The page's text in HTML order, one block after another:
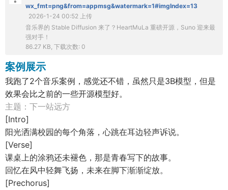
wx_fmt=png&from=appmsg&watermark=1#imgIndex=13
2026-1-24 00:52 上传
音乐界的 Stable Diffusion 来了？HeartMuLa 重磅开源，Suno 迎来最
强对手！
86.27 KB, 下载次数: 0
案例展示
我跑了2个音乐案例，感觉还不错，虽然只是3B模型，但是
效果会比之前的一些开源模型好。
主题：下一站远方
[Intro]
阳光洒满校园的每个角落，心跳在耳边轻声诉说。
[Verse]
课桌上的涂鸦还未褪色，那是青春写下的故事。
回忆在风中轻舞飞扬，未来在脚下渐渐绽放。
[Prechorus]